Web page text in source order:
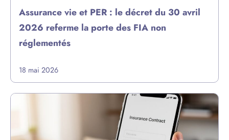
Assurance vie et PER : le décret du 30 avril
2026 referme la porte des FIA non
réglementés
18 mai 2026